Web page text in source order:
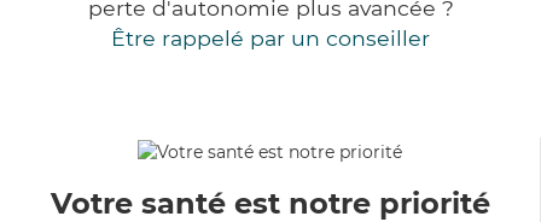
perte d'autonomie plus avancée ?
Être rappelé par un conseiller
Votre santé est notre priorité